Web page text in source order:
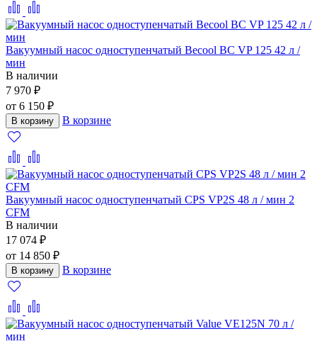
Вакуумный насос одноступенчатый Becool BC VP 125 42 л /
мин
В наличии
7 970 ₽
от 6 150 ₽
В корзину В корзине
Вакуумный насос одноступенчатый CPS VP2S 48 л / мин 2
CFM
В наличии
17 074 ₽
от 14 850 ₽
В корзину В корзине